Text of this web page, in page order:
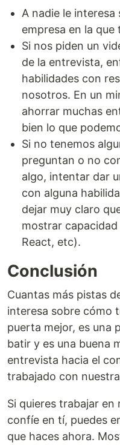
A nadie le interesa
empresa en la
Si nos piden un
de la entrevista,
habilidades con
nosotros. En un
ahorrar muchas
bien lo que
Si no tenemos
preguntan o no
algo, intentar dar
con alguna
dejar muy claro
mostrar
React, etc).
Conclusión
Cuantas más pistas
interesa sobre cómo
puerta mejor, es una
batir y es una buena
entrevista hacia el
trabajado con
Si quieres trabajar
confíe en tí, puedes
que haces ahora.